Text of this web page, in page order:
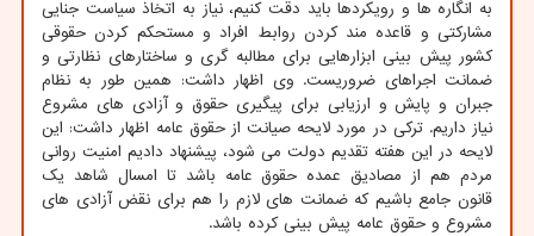
به انگاره ها و رویکردها باید دقت کنیم، نیاز به اتخاذ سیاست جنایی
مشارکتی و قاعده مند کردن روابط افراد و مستحکم کردن حقوقی
کشور پیش بینی ابزارهایی برای مطالبه گری و ساختارهای نظارتی و
ضمانت اجراهای ضروریست. وی اظهار داشت: همین طور به نظام
جبران و پایش و ارزیابی برای پیگیری حقوق و آزادی های مشروع
نیاز داریم. ترکی در مورد لایحه صیانت از حقوق عامه اظهار داشت: این
لایحه در این هفته تقدیم دولت می شود، پیشنهاد دادیم امنیت روانی
مردم هم از مصادیق عمده حقوق عامه باشد تا امسال شاهد یک
قانون جامع باشیم که ضمانت های لازم را هم برای نقض آزادی های
مشروع و حقوق عامه پیش بینی کرده باشد.